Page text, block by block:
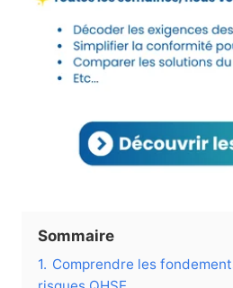
Sommaire
1. Comprendre les